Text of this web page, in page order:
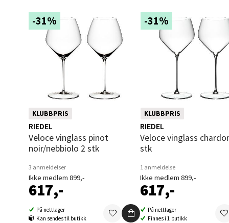
-31%
KLUBBPRIS
RIEDEL
Veloce vinglass pinot
noir/nebbiolo 2 stk
3 anmeldelser
Ikke medlem 899,-
617,-
På nettlager
Kan sendes til butikk
-31%
KLUBBPRIS
RIEDEL
Veloce vinglass chardonnay 2
stk
1 anmeldelse
Ikke medlem 899,-
617,-
På nettlager
Finnes i 1 butikk
Åpent
0 i
Thon